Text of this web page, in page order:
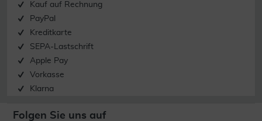
Kauf auf Rechnung
PayPal
Kreditkarte
SEPA-Lastschrift
Apple Pay
Vorkasse
Klarna
Folgen Sie uns auf